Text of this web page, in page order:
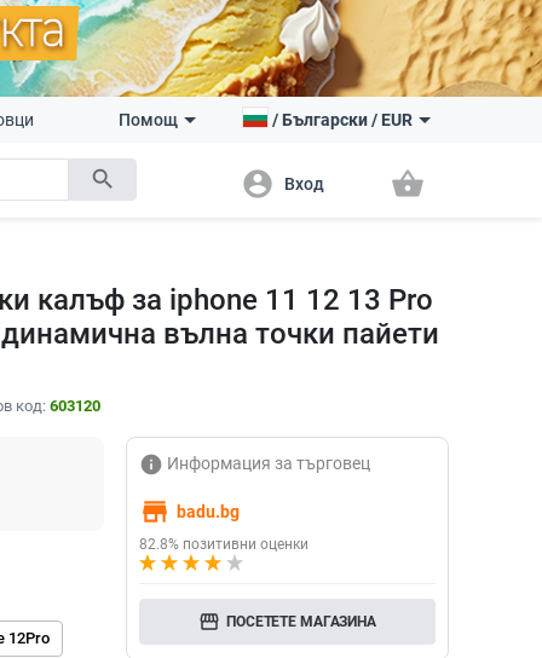
search
Помощ /Български/ EUR
account_circle Вход shopping_basket
калъф за iphone 11 12 13 Pro
вълна точки пайети
код: 603120
12Pro
info Информация за търговец
store badu.bg
82.8% позитивни оценки
storefront ПОСЕТЕТЕ МАГАЗИНА